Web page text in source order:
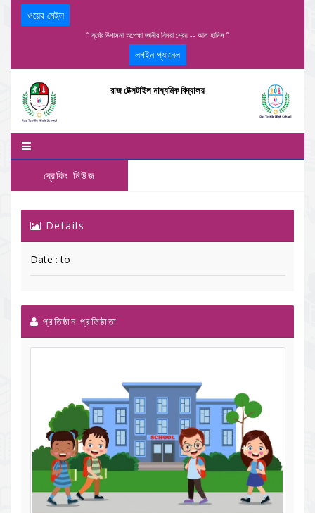
ওয়েব মেইল
“ মূর্খের উপাসনা অপেক্ষা জ্ঞানীর নিদ্রা শ্রেয় -- আল হাদিস ”
লগইন প্যানেল
রাজ টেক্সটাইল মাধ্যমিক বিদ্যালয়
ব্রেকিং নিউজ
Details
Date : to
প্রতিষ্ঠান প্রতিষ্ঠাতা